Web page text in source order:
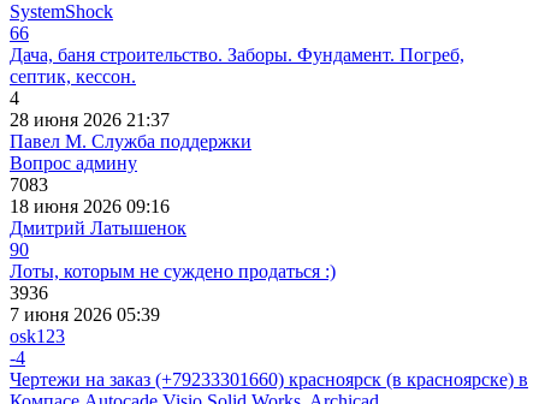
SystemShock
66
Дача, баня строительство. Заборы. Фундамент. Погреб,
септик, кессон.
4
28 июня 2026 21:37
Павел М. Служба поддержки
Вопрос админу
7083
18 июня 2026 09:16
Дмитрий Латышенок
90
Лоты, которым не суждено продаться :)
3936
7 июня 2026 05:39
osk123
-4
Чертежи на заказ (+79233301660) красноярск (в красноярске) в